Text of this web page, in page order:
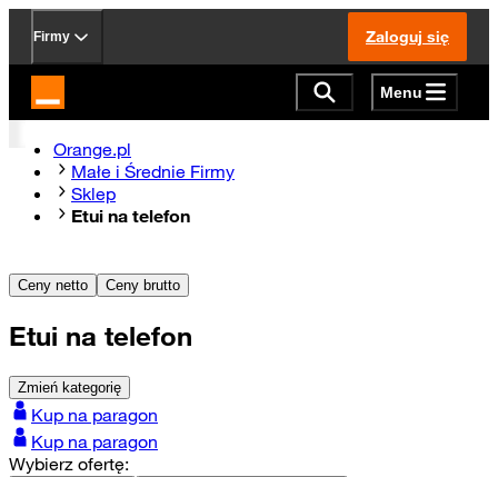
Firmy Zaloguj się
Strona główna Orange.pl Menu
Orange.pl
Małe i Średnie Firmy
Sklep
Etui na telefon
Ceny netto Ceny brutto
Etui na telefon
Zmień kategorię
Kup na paragon
Kup na paragon
Wybierz ofertę: